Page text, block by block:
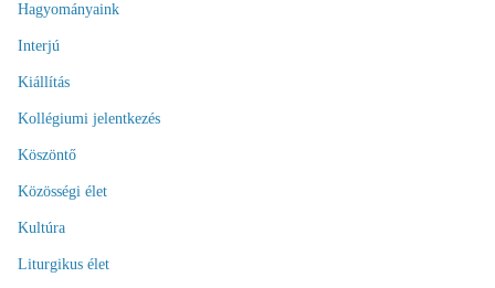
Hagyományaink
Interjú
Kiállítás
Kollégiumi jelentkezés
Köszöntő
Közösségi élet
Kultúra
Liturgikus élet